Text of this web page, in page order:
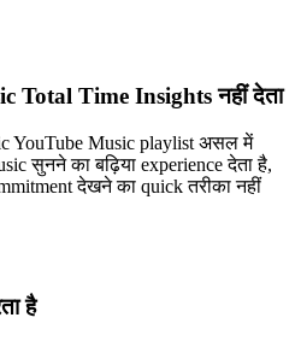
Total Time Insights नहीं देता
YouTube Music playlist असल में
सुनने का बढ़िया experience देता है,
देखने का quick तरीका नहीं
है